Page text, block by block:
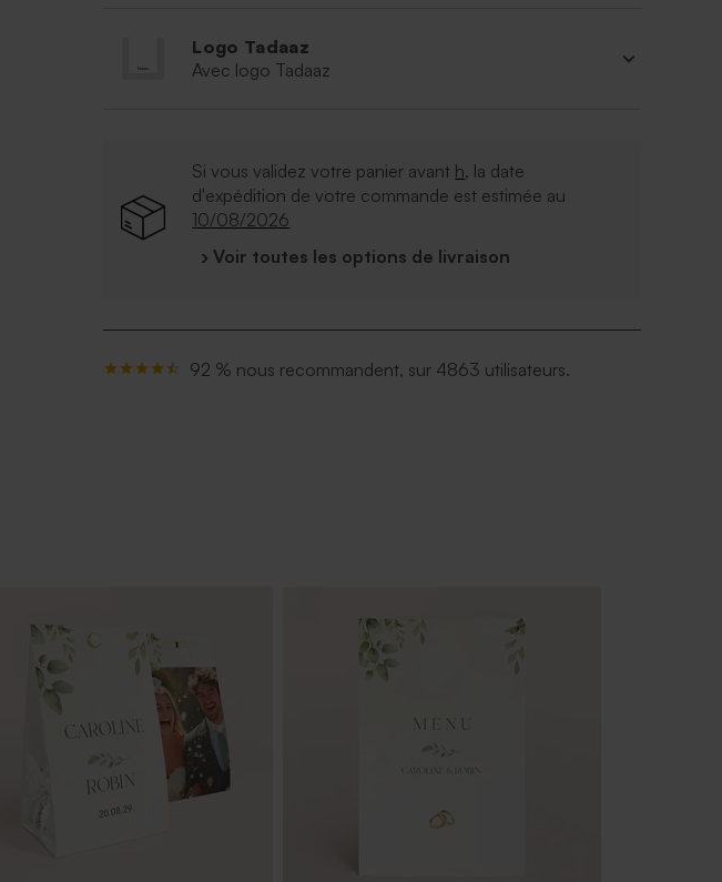
Logo Tadaaz
Avec logo Tadaaz
Si vous validez votre panier avant h, la date
d'expédition de votre commande est estimée au
10/08/2026
› Voir toutes les options de livraison
92 % nous recommandent, sur 4863 utilisateurs.